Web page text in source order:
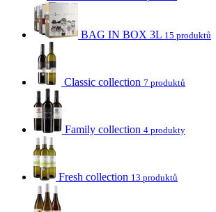
BAG IN BOX 3L 15 produktů
Classic collection 7 produktů
Family collection 4 produkty
Fresh collection 13 produktů